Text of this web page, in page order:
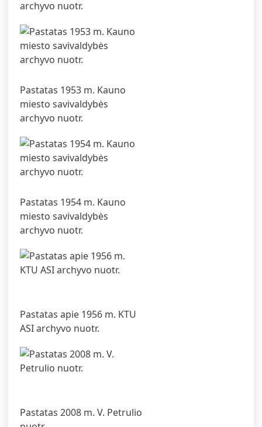
archyvo nuotr.
Pastatas 1953 m. Kauno
miesto savivaldybės
archyvo nuotr.
Pastatas 1954 m. Kauno
miesto savivaldybės
archyvo nuotr.
Pastatas apie 1956 m. KTU
ASI archyvo nuotr.
Pastatas 2008 m. V. Petrulio